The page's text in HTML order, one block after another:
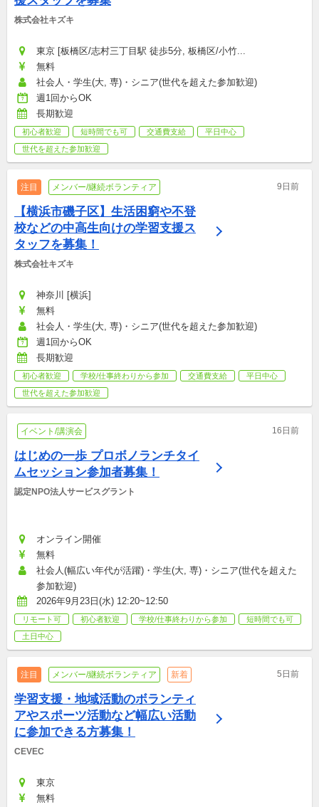
株式会社キズキ
東京 [板橋区/志村三丁目駅 徒歩5分, 板橋区/小竹...
無料
社会人・学生(大, 専)・シニア(世代を超えた参加歓迎)
週1回からOK
長期歓迎
初心者歓迎 短時間でも可 交通費支給
平日中心
世代を超えた参加歓迎
注目 メンバー/継続ボランティア 9日前
【横浜市磯子区】生活困窮や不登
校などの中高生向けの学習支援ス
タッフを募集！
株式会社キズキ
神奈川 [横浜]
無料
社会人・学生(大, 専)・シニア(世代を超えた参加歓迎)
週1回からOK
長期歓迎
初心者歓迎 学校/仕事終わりから参加 交通費支給
平日中心
世代を超えた参加歓迎
イベント/講演会 16日前
はじめの一歩 プロボノランチタイ
ムセッション参加者募集！
認定NPO法人サービスグラント
オンライン開催
無料
社会人(幅広い年代が活躍)・学生(大, 専)・シニア(世代を超えた
参加歓迎)
2026年9月23日(水) 12:20~12:50
リモート可 初心者歓迎 学校/仕事終わりから参加
短時間でも可
土日中心
注目 メンバー/継続ボランティア 新着 5日前
学習支援・地域活動のボランティ
アやスポーツ活動など幅広い活動
に参加できる方募集！
CEVEC
東京
無料